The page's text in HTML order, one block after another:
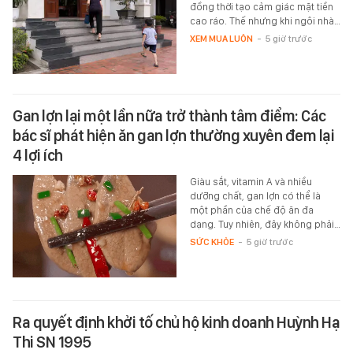
đồng thời tạo cảm giác mặt tiền
cao ráo. Thế nhưng khi ngôi nhà…
XEM MUA LUÔN - 5 giờ trước
Gan lợn lại một lần nữa trở thành tâm điểm: Các
bác sĩ phát hiện ăn gan lợn thường xuyên đem lại
4 lợi ích
Giàu sắt, vitamin A và nhiều
dưỡng chất, gan lợn có thể là
một phần của chế độ ăn đa
dạng. Tuy nhiên, đây không phải…
SỨC KHỎE - 5 giờ trước
Ra quyết định khởi tố chủ hộ kinh doanh Huỳnh Hạ
Thi SN 1995